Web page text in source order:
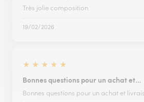
Très jolie composition
19/02/2026
★ ★ ★ ★ ★
Bonnes questions pour un achat et…
Bonnes questions pour un achat et